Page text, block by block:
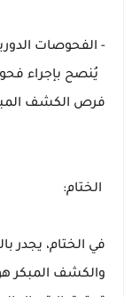
- الفحوصات
يُنصح بإجراء
فرص الكشف
الختام:
في الختام، يجدر
والكشف المبكر